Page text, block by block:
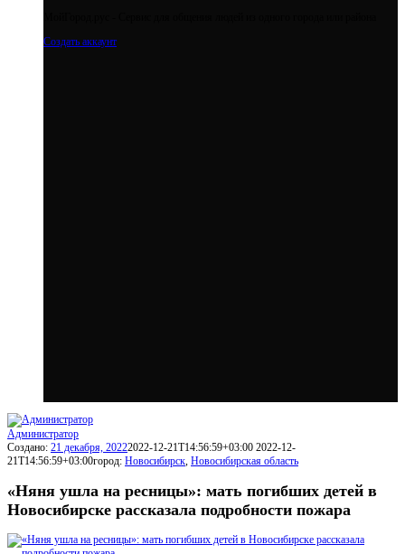
Создать аккаунт
Администратор
Создано: 21 декабря, 20222022-12-21T14:56:59+03:00 2022-12-
21T14:56:59+03:00город: Новосибирск, Новосибирская область
«Няня ушла на ресницы»: мать погибших детей в
Новосибирске рассказала подробности пожара